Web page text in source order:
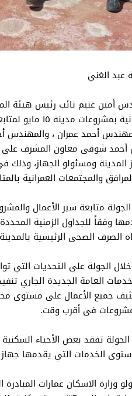
عبد الغني
أمين غنيم نائب رئيس هيئة
بجولة ميدانية
أحمد عمران ، والمهندس
شوقى معاون المشرف
ومسئولو الجهاز، وذلك
والمجتمعات العمرانية
وفقاً للجداول الزمنية
الصرف الصحى الرئيسية
الجولة على التحديات التي
العامة الجديدة الجاري
جميع الأعمال على مستوى
فى أقرب وقت.
تفقد بعض الأحياء السكنية
الخدمات التي يقدمها جهاز
وزارة الاسكان عمارات